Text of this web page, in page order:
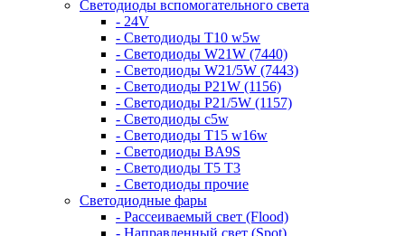
Светодиоды вспомогательного света
- 24V
- Светодиоды T10 w5w
- Светодиоды W21W (7440)
- Светодиоды W21/5W (7443)
- Светодиоды P21W (1156)
- Светодиоды P21/5W (1157)
- Светодиоды c5w
- Светодиоды T15 w16w
- Светодиоды BA9S
- Светодиоды T5 T3
- Светодиоды прочие
Светодиодные фары
- Рассеиваемый свет (Flood)
- Направленный свет (Spot)